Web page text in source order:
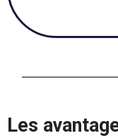
Les